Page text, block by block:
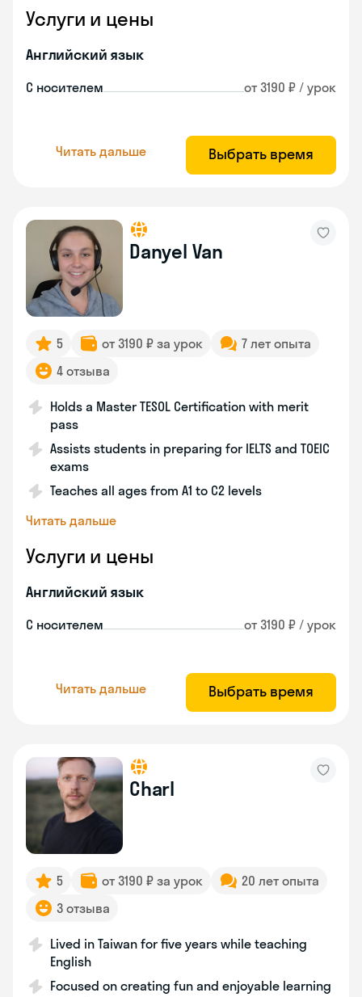
Услуги и цены
Английский язык
С носителем от 3190 ₽ / урок
Читать дальше Выбрать время
Danyel Van
5 от 3190 ₽ за урок
7 лет опыта
4 отзыва
Holds a Master TESOL Certification with merit
pass
Assists students in preparing for IELTS and TOEIC
exams
Teaches all ages from A1 to C2 levels
Читать дальше
Услуги и цены
Английский язык
С носителем от 3190 ₽ / урок
Читать дальше Выбрать время
Charl
5 от 3190 ₽ за урок
20 лет опыта
3 отзыва
Lived in Taiwan for five years while teaching
English
Focused on creating fun and enjoyable learning